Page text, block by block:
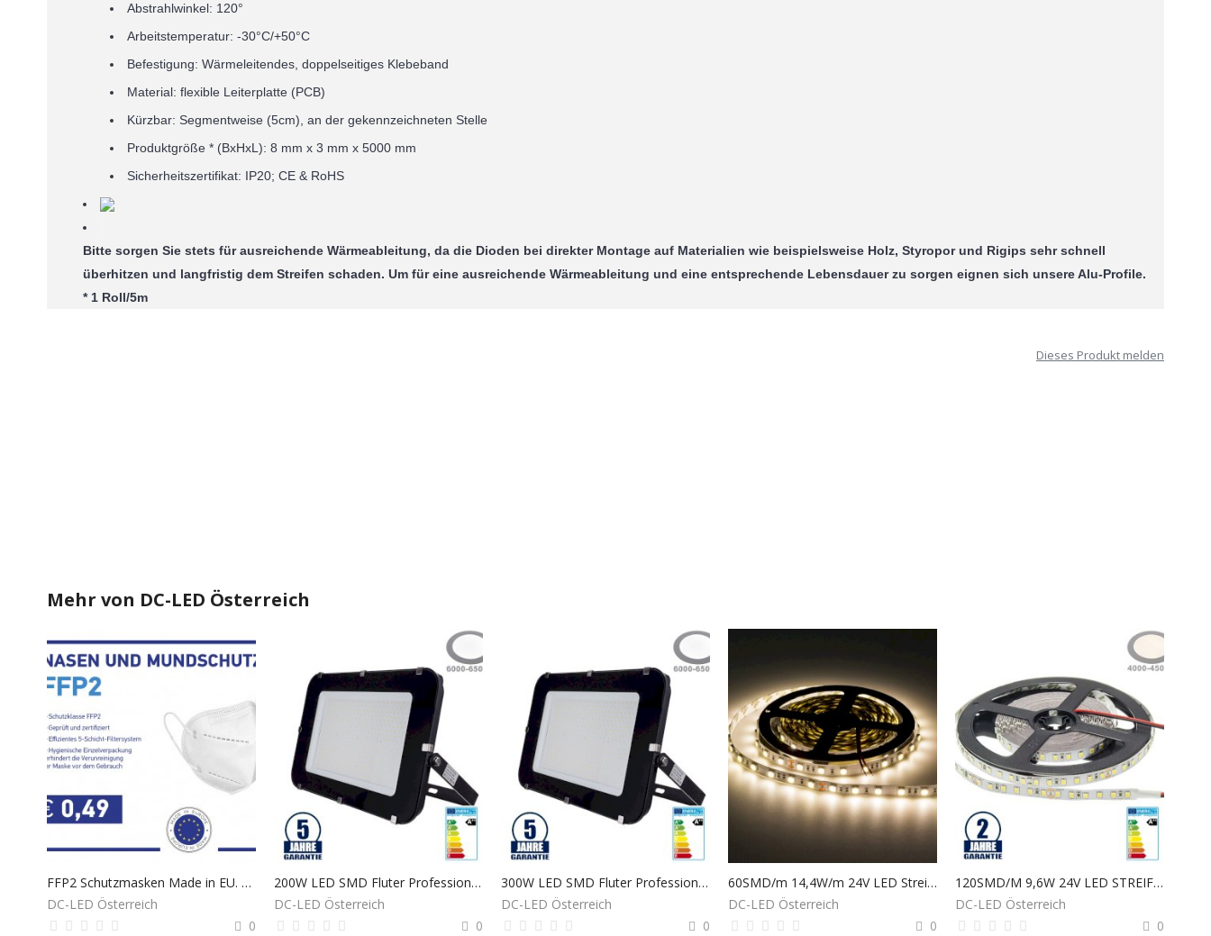
Abstrahlwinkel: 120°
Arbeitstemperatur: -30°C/+50°C
Befestigung: Wärmeleitendes, doppelseitiges Klebeband
Material: flexible Leiterplatte (PCB)
Kürzbar: Segmentweise (5cm), an der gekennzeichneten Stelle
Produktgröße * (BxHxL): 8 mm x 3 mm x 5000 mm
Sicherheitszertifikat: IP20; CE & RoHS
Bitte sorgen Sie stets für ausreichende Wärmeableitung, da die Dioden bei direkter Montage auf Materialien wie beispielsweise Holz, Styropor und Rigips sehr schnell
überhitzen und langfristig dem Streifen schaden. Um für eine ausreichende Wärmeableitung und eine entsprechende Lebensdauer zu sorgen eignen sich unsere Alu-Profile.
* 1 Roll/5m
Dieses Produkt melden
Mehr von DC-LED Österreich
FFP2 Schutzmasken Made in EU. 0,49€ Auf Lager Wien
DC-LED Österreich
0
200W LED SMD Fluter Professional mit 100cm Kabel Schwarz Kaltweiß 6000K
DC-LED Österreich
0
300W LED SMD Fluter Professional mit 100cm Kabel Schwarz Kaltweiß 6000K
DC-LED Österreich
0
60SMD/m 14,4W/m 24V LED Streifen 5050 Neutralweiß 5m
DC-LED Österreich
0
120SMD/M 9,6W 24V LED STREIFEN NEUTRALWEIß 5m Roller
DC-LED Österreich
0